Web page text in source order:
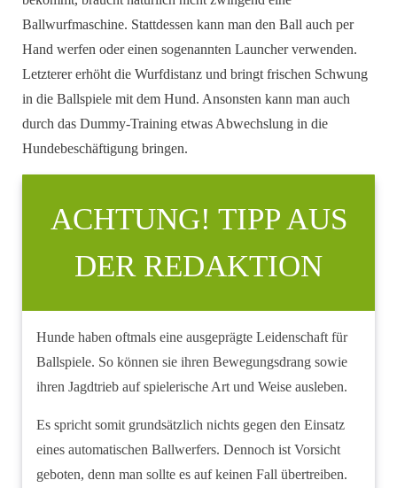
Ballwurfmaschine. Stattdessen kann man den Ball auch per
Hand werfen oder einen sogenannten Launcher verwenden.
Letzterer erhöht die Wurfdistanz und bringt frischen Schwung
in die Ballspiele mit dem Hund. Ansonsten kann man auch
durch das Dummy-Training etwas Abwechslung in die
Hundebeschäftigung bringen.
ACHTUNG! TIPP AUS
DER REDAKTION
Hunde haben oftmals eine ausgeprägte Leidenschaft für
Ballspiele. So können sie ihren Bewegungsdrang sowie
ihren Jagdtrieb auf spielerische Art und Weise ausleben.
Es spricht somit grundsätzlich nichts gegen den Einsatz
eines automatischen Ballwerfers. Dennoch ist Vorsicht
geboten, denn man sollte es auf keinen Fall übertreiben.